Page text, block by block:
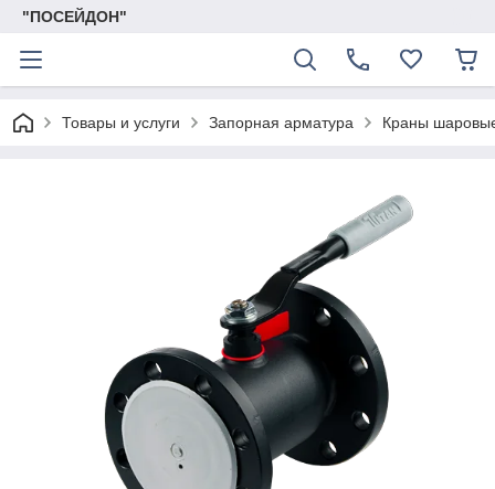
"ПОСЕЙДОН"
Товары и услуги Запорная арматура Краны